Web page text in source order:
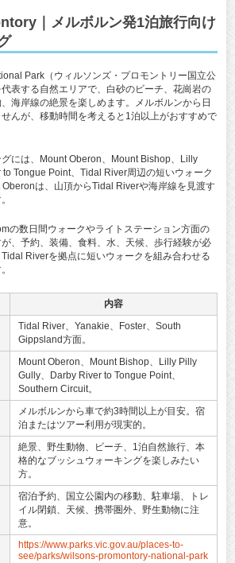
｜メルボルン発1泊旅行向け
Park（ウィルソンズ・プロモントリー国立公
表する自然エリアで、白砂のビーチ、花崗岩の
海岸線の絶景を楽しめます。メルボルンから日
んが、移動時間を考えると1泊以上がおすすめで
には、Mount Oberon、Mount Bishop、Lilly
Tongue Point、Tidal River周辺の短いウォーク
は、山頂からTidal Riverや海岸線を見渡す
の数日間ウォークやライトステーション方面の
、予約、装備、食料、水、天候、歩行経験が必
Riverを拠点に短いウォークを組み合わせる
内容
Tidal River、Yanakie、Foster、South
Gippsland方面。
Mount Oberon、Mount Bishop、Lilly Pilly
Gully、Darby River to Tongue Point、
Southern Circuit。
メルボルンから車で約3時間以上が目安。宿
泊またはツアー利用が現実的。
絶景、野生動物、ビーチ、1泊自然旅行、本
格的なブッシュウォーキングを楽しみたい
方。
宿泊予約、国立公園内の移動、駐車場、トレ
イル閉鎖、天候、携帯圏外、野生動物に注
意。
https://www.parks.vic.gov.au/places-to-
see/parks/wilsons-promontory-national-park